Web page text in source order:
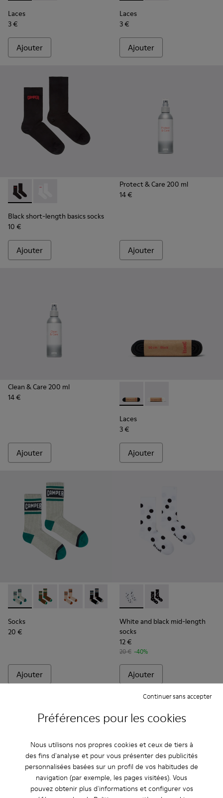
Préférences pour les cookies
Nous utilisons nos propres cookies et ceux de tiers à
des fins d'analyse et pour vous présenter des publicités
personnalisées basées sur un profil de vos habitudes de
navigation (par exemple, les pages visitées). Vous
pouvez obtenir plus d'informations et configurer vos
Continuer sans accepter
Laces
3 €
Ajouter
Laces
3 €
Ajouter
Black short-length basics socks - KA00072-001 -
Black short-length basics socks - KA00072-002
Black short-length basics socks
10 €
Ajouter
Protect & Care 200 ml
14 €
Ajouter
Clean & Care 200 ml
14 €
Ajouter
Laces - KL00006-001 -
Laces - KL00006-
Laces
3 €
Ajouter
Socks - KA00073-005 - Chaussettes mi-mollet beiges,
Socks - KA00073-009
Socks - KA00073-008
Socks - KA00073-007
Socks - KA00073-006
Socks - KA00073-004 -
Socks
20 €
Ajouter
White and black mid-
White and black
White and black mid-length
socks
12 €
20 € -40%
Ajouter